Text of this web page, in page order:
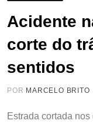
Acidente
corte do
sentidos
POR MARCELO BRITO
Estrada cortada